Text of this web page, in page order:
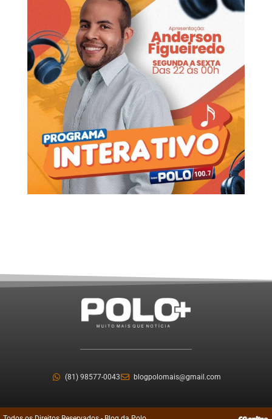
(81) 98577-0043 blogpolomais@gmail.com